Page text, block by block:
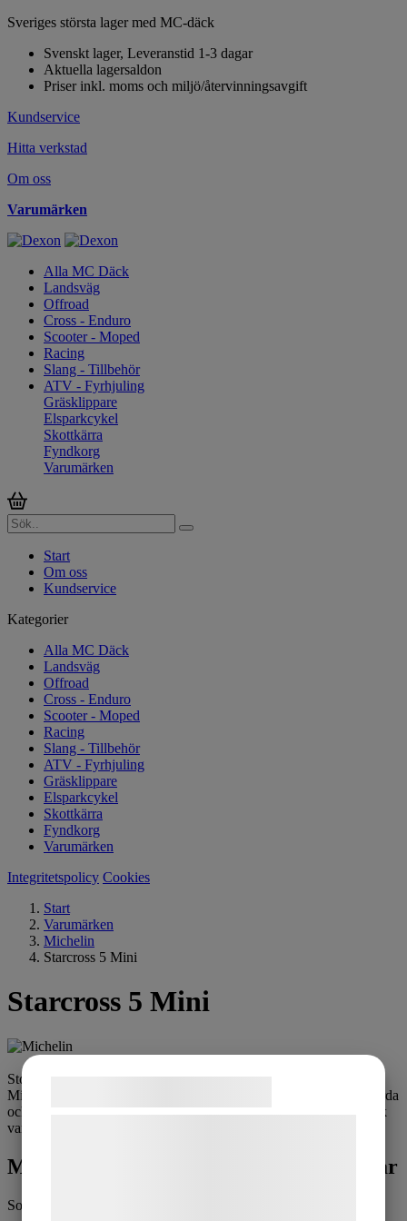
Sveriges största lager med MC-däck
Svenskt lager, Leveranstid 1-3 dagar
Aktuella lagersaldon
Priser inkl. moms och miljö/återvinningsavgift
Kundservice
Hitta verkstad
Om oss
Varumärken
Alla MC Däck
Landsväg
Offroad
Cross - Enduro
Scooter - Moped
Racing
Slang - Tillbehör
ATV - Fyrhjuling
Gräsklippare
Elsparkcykel
Skottkärra
Fyndkorg
Varumärken
Start
Om oss
Kundservice
Kategorier
Alla MC Däck
Landsväg
Offroad
Cross - Enduro
Scooter - Moped
Racing
Slang - Tillbehör
ATV - Fyrhjuling
Gräsklippare
Elsparkcykel
Skottkärra
Fyndkorg
Varumärken
Integritetspolicy Cookies
Start
Varumärken
Michelin
Starcross 5 Mini
Starcross 5 Mini
Stor prestanda för små crossar! Jämfört med föregångarna har
Michelin Starcross 5 en ny och lättare stomme som ger mer lättkörda
och kvickare egenskaper utan att livslängden påverkats. Detta tack
vare starkare material med högre densitet.
Michelin Starcross 5 Mini - Alla storlekar
Sortering